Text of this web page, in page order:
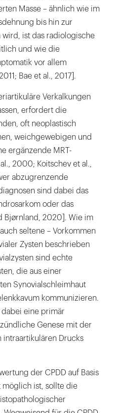
Masse – ähnlich wie im
bis hin zur
ist das radiologische
und wie die
vor allem
Bae et al., 2017].
Verkalkungen
erfordert die
oft neoplastisch
weichgewebigen und
ergänzende MRT-
2000; Koitschev et al.,
abzugrenzende
sind dabei das
oder das
Bjørnland, 2020]. Wie im
seltene – Vorkommen
Zysten beschrieben
sind echte
die aus einer
Synovialschleimhaut
kommunizieren.
dabei eine primär
Genese mit der
intraartikulären Drucks
der CPDD auf Basis
ist, sollte die